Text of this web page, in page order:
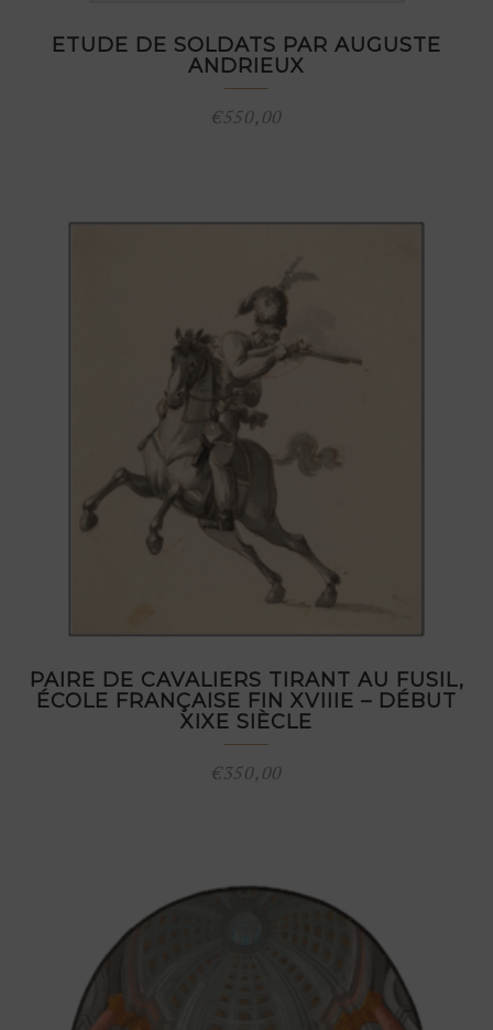
ETUDE DE SOLDATS PAR AUGUSTE
ANDRIEUX
€550,00
PAIRE DE CAVALIERS TIRANT AU FUSIL,
ÉCOLE FRANÇAISE FIN XVIIIE – DÉBUT
XIXE SIÈCLE
€350,00